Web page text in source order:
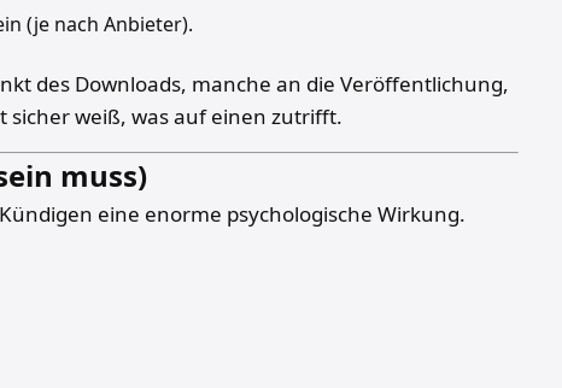
(je nach Anbieter).
des Downloads, manche an die Veröffentlichung,
sicher weiß, was auf einen zutrifft.
muss)
eine enorme psychologische Wirkung.